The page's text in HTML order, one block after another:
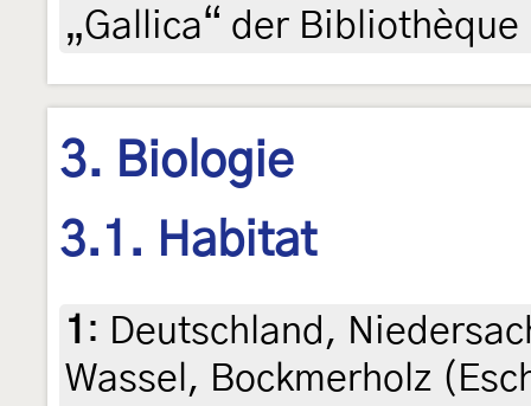
„Gallica“ der
3. Biologie
3.1. Habitat
1 : Deutschland,
Wassel, Bockmerholz